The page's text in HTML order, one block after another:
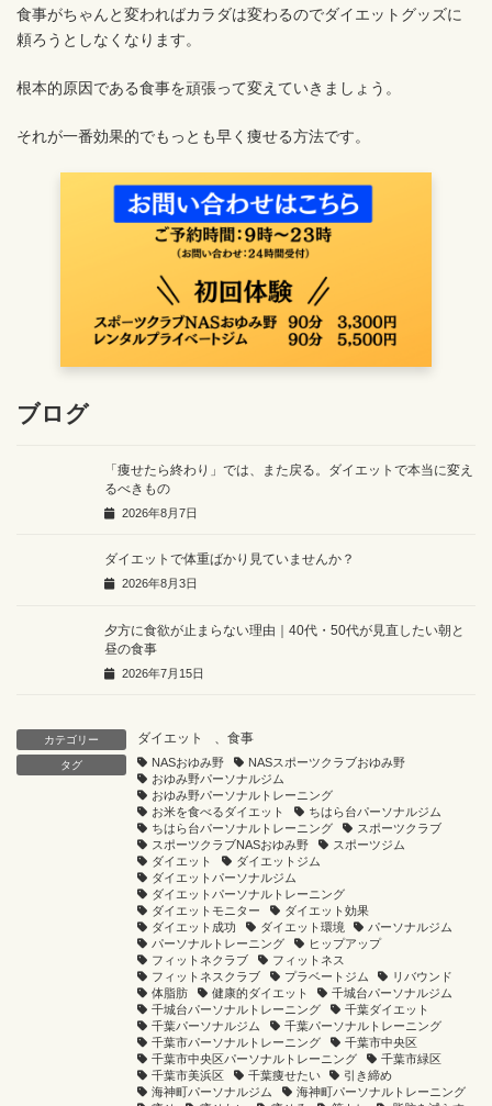
食事がちゃんと変わればカラダは変わるのでダイエットグッズに
頼ろうとしなくなります。
根本的原因である食事を頑張って変えていきましょう。
それが一番効果的でもっとも早く痩せる方法です。
ブログ
「痩せたら終わり」では、また戻る。ダイエットで本当に変え
るべきもの
2026年8月7日
ダイエットで体重ばかり見ていませんか？
2026年8月3日
夕方に食欲が止まらない理由｜40代・50代が見直したい朝と
昼の食事
2026年7月15日
カテゴリー ダイエット 食事
タグ NASおゆみ野
NASスポーツクラブおゆみ野
おゆみ野パーソナルジム
おゆみ野パーソナルトレーニング
お米を食べるダイエット
ちはら台パーソナルジム
ちはら台パーソナルトレーニング
スポーツクラブ
スポーツクラブNASおゆみ野
スポーツジム
ダイエット
ダイエットジム
ダイエットパーソナルジム
ダイエットパーソナルトレーニング
ダイエットモニター
ダイエット効果
ダイエット成功
ダイエット環境
パーソナルジム
パーソナルトレーニング
ヒップアップ
フィットネクラブ
フィットネス
フィットネスクラブ
プラベートジム
リバウンド
体脂肪
健康的ダイエット
千城台パーソナルジム
千城台パーソナルトレーニング
千葉ダイエット
千葉パーソナルジム
千葉パーソナルトレーニング
千葉市パーソナルトレーニング
千葉市中央区
千葉市中央区パーソナルトレーニング
千葉市緑区
千葉市美浜区
千葉痩せたい
引き締め
海神町パーソナルジム
海神町パーソナルトレーニング